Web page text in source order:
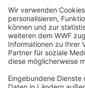
Ihre Spende kann
Registriert als
Justiz Berlin, Az:
Umsatzsteuer-